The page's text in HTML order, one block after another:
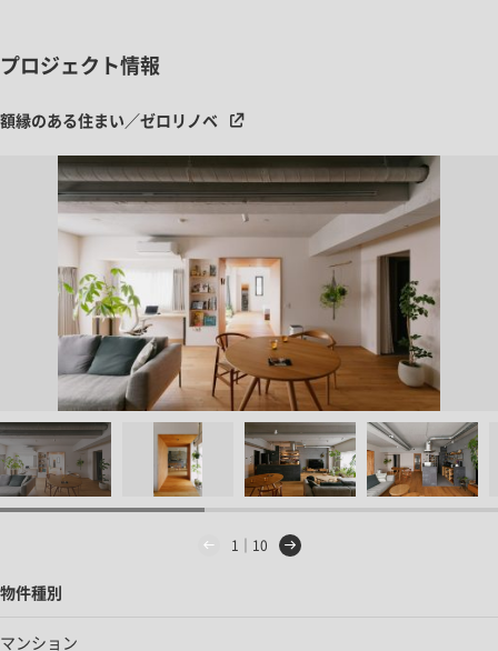
プロジェクト情報
額縁のある住まい／ゼロリノベ
1｜10
物件種別
マンション